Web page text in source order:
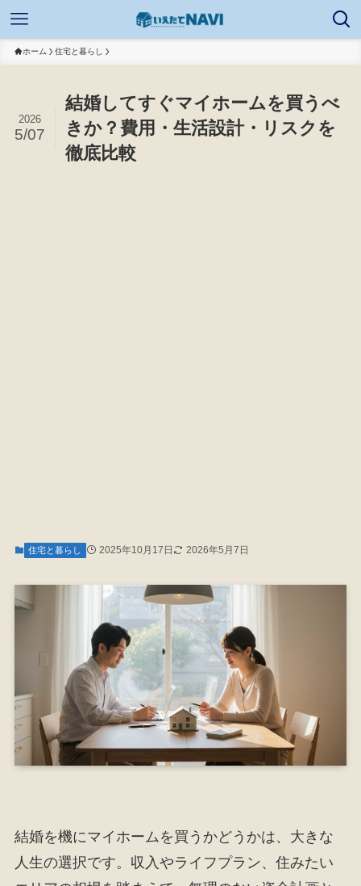
ホーム 住宅と暮らし
結婚してすぐマイホームを買うべ
きか？費用・生活設計・リスクを
徹底比較
2026
5/07
住宅と暮らし 2025年10月17日 2026年5月7日
結婚を機にマイホームを買うかどうかは、大きな
人生の選択です。収入やライフプラン、住みたい